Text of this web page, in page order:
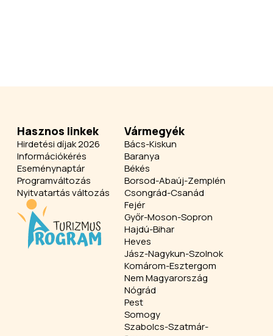
Hasznos linkek
Hirdetési díjak 2026
Információkérés
Eseménynaptár
Programváltozás
Nyitvatartás változás
Vármegyék
Bács-Kiskun
Baranya
Békés
Borsod-Abaúj-Zemplén
Csongrád-Csanád
Fejér
Győr-Moson-Sopron
Hajdú-Bihar
Heves
Jász-Nagykun-Szolnok
Komárom-Esztergom
Nem Magyarország
Nógrád
Pest
Somogy
Szabolcs-Szatmár-